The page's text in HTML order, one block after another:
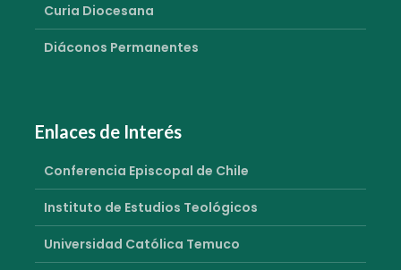
Curia Diocesana
Diáconos Permanentes
Enlaces de Interés
Conferencia Episcopal de Chile
Instituto de Estudios Teológicos
Universidad Católica Temuco